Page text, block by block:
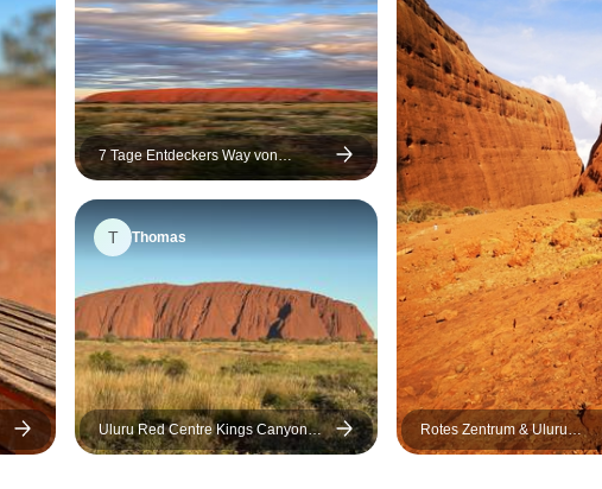
7 Tage Entdeckers Way von
Adelaide nach Alice Springs mit
Unterkunft
T Thomas
Uluru Red Centre Kings Canyon
(Camping) ab Ayers Rock 3 Tage
Rotes Zentrum & Uluru
Entdeckungsreise (9